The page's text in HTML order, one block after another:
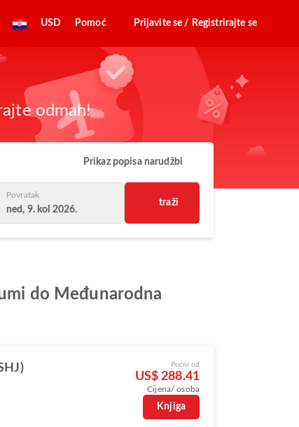
USD Pomoć Prijavite se / Registrirajte se
odmah!
Prikaz popisa narudžbi
Povratak
ned, 9. kol 2026.
traži
do Međunarodna
Počni od
US$ 288.41
Cijena/ osoba
Knjiga